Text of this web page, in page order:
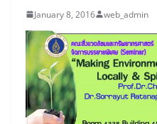
January 8, 2016 web_admin